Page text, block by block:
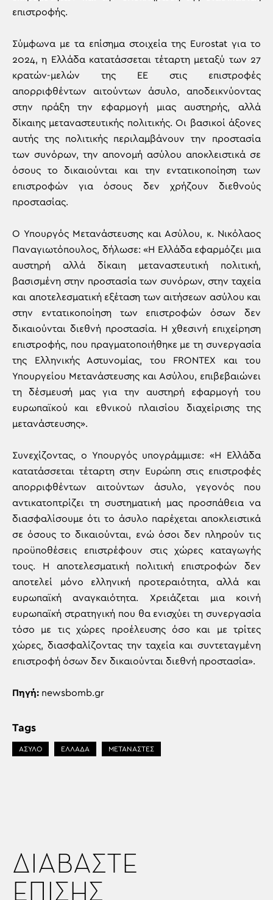
επιστροφής.
Σύμφωνα με τα επίσημα στοιχεία της Eurostat για το
2024, η Ελλάδα κατατάσσεται τέταρτη μεταξύ των 27
κρατών-μελών της ΕΕ στις επιστροφές
απορριφθέντων αιτούντων άσυλο, αποδεικνύοντας
στην πράξη την εφαρμογή μιας αυστηρής, αλλά
δίκαιης μεταναστευτικής πολιτικής. Οι βασικοί άξονες
αυτής της πολιτικής περιλαμβάνουν την προστασία
των συνόρων, την απονομή ασύλου αποκλειστικά σε
όσους το δικαιούνται και την εντατικοποίηση των
επιστροφών για όσους δεν χρήζουν διεθνούς
προστασίας.
Ο Υπουργός Μετανάστευσης και Ασύλου, κ. Νικόλαος
Παναγιωτόπουλος, δήλωσε: «Η Ελλάδα εφαρμόζει μια
αυστηρή αλλά δίκαιη μεταναστευτική πολιτική,
βασισμένη στην προστασία των συνόρων, στην ταχεία
και αποτελεσματική εξέταση των αιτήσεων ασύλου και
στην εντατικοποίηση των επιστροφών όσων δεν
δικαιούνται διεθνή προστασία. Η χθεσινή επιχείρηση
επιστροφής, που πραγματοποιήθηκε με τη συνεργασία
της Ελληνικής Αστυνομίας, του FRONTEX και του
Υπουργείου Μετανάστευσης και Ασύλου, επιβεβαιώνει
τη δέσμευσή μας για την αυστηρή εφαρμογή του
ευρωπαϊκού και εθνικού πλαισίου διαχείρισης της
μετανάστευσης».
Συνεχίζοντας, ο Υπουργός υπογράμμισε: «Η Ελλάδα
κατατάσσεται τέταρτη στην Ευρώπη στις επιστροφές
απορριφθέντων αιτούντων άσυλο, γεγονός που
αντικατοπτρίζει τη συστηματική μας προσπάθεια να
διασφαλίσουμε ότι το άσυλο παρέχεται αποκλειστικά
σε όσους το δικαιούνται, ενώ όσοι δεν πληρούν τις
προϋποθέσεις επιστρέφουν στις χώρες καταγωγής
τους. Η αποτελεσματική πολιτική επιστροφών δεν
αποτελεί μόνο ελληνική προτεραιότητα, αλλά και
ευρωπαϊκή αναγκαιότητα. Χρειάζεται μια κοινή
ευρωπαϊκή στρατηγική που θα ενισχύει τη συνεργασία
τόσο με τις χώρες προέλευσης όσο και με τρίτες
χώρες, διασφαλίζοντας την ταχεία και συντεταγμένη
επιστροφή όσων δεν δικαιούνται διεθνή προστασία».
Πηγή: newsbomb.gr
Tags
ΑΣΥΛΟ ΕΛΛΑΔΑ ΜΕΤΑΝΑΣΤΕΣ
ΔΙΑΒΑΣΤΕ
ΕΠΙΣΗΣ